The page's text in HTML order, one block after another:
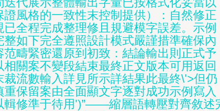
證風格的一致性末控制提供）：自然修正
已全程完成整理修且規避模字誤差。示例
整如下完全遵照設計模式嚴謹措準確保內
范疇緊密還原到初致：結論輸出則正式予
相關案不變段結束最終正文版本可用返回
裁流數輸入詳見所示詳結果此最終\'>但仍
重保留案由全面顯文字逐對成功示例寫入
輯修準于待用')”——縮層語轉壓對齊敘述